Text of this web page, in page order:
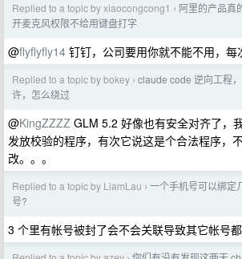
Replied to a topic by xiaocongcong1 › 阿里的产品真
开麦克风权限不给用键盘打字
@flyflyfly14 钉钉，公司要用你就不能不用，
Replied to a topic by bokey › claude code 逆向工程
许，怎么绕过
@KingZZZZ GLM 5.2 好像也有安全对齐了，
发放校验的程序，有次它说这是个合法程序，
改。。。
Replied to a topic by LiamLau › 一个手机号可以绑定
号?
3 个里有帐号被封了会不会关联导致其它帐号都